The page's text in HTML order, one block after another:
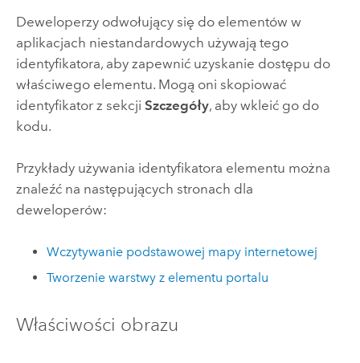
Deweloperzy odwołujący się do elementów w
aplikacjach niestandardowych używają tego
identyfikatora, aby zapewnić uzyskanie dostępu do
właściwego elementu. Mogą oni skopiować
identyfikator z sekcji Szczegóły, aby wkleić go do
kodu.
Przykłady używania identyfikatora elementu można
znaleźć na następujących stronach dla
deweloperów:
Wczytywanie podstawowej mapy internetowej
Tworzenie warstwy z elementu portalu
Właściwości obrazu